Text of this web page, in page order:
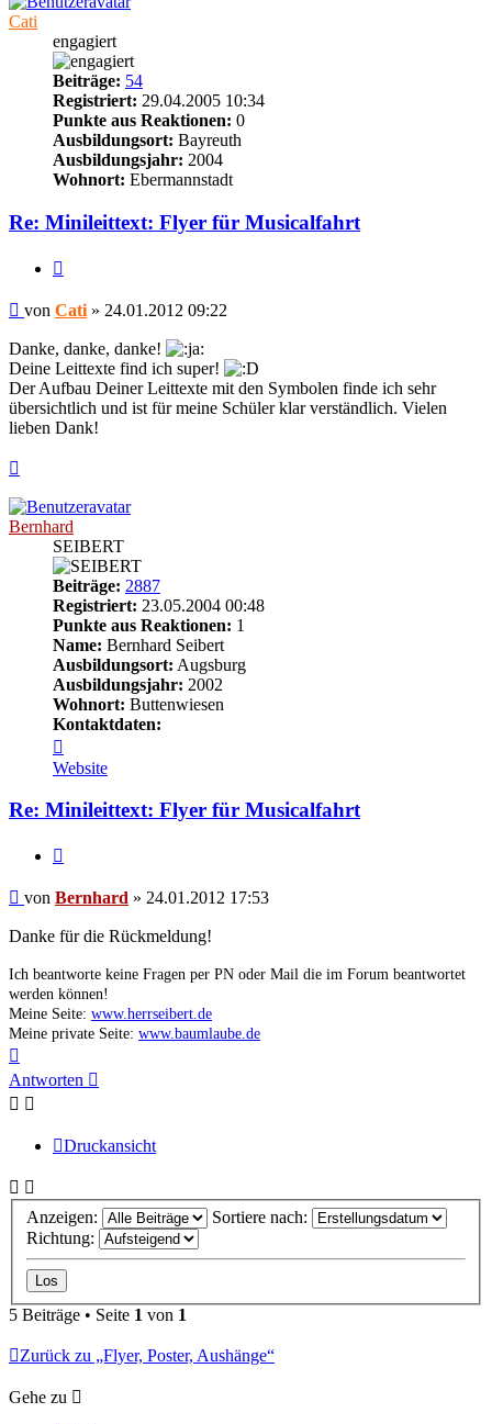
Cati
engagiert
Beiträge: 54
Registriert: 29.04.2005 10:34
Punkte aus Reaktionen: 0
Ausbildungsort: Bayreuth
Ausbildungsjahr: 2004
Wohnort: Ebermannstadt
Re: Minileittext: Flyer für Musicalfahrt
Beitrag
von Cati » 24.01.2012 09:22
Danke, danke, danke!
Deine Leittexte find ich super!
Der Aufbau Deiner Leittexte mit den Symbolen finde ich sehr
übersichtlich und ist für meine Schüler klar verständlich. Vielen
lieben Dank!
Bernhard
SEIBERT
Beiträge: 2887
Registriert: 23.05.2004 00:48
Punkte aus Reaktionen: 1
Name: Bernhard Seibert
Ausbildungsort: Augsburg
Ausbildungsjahr: 2002
Wohnort: Buttenwiesen
Kontaktdaten:
von
Bernhard
Website
Re: Minileittext: Flyer für Musicalfahrt
Beitrag
von Bernhard » 24.01.2012 17:53
Danke für die Rückmeldung!
Ich beantworte keine Fragen per PN oder Mail die im Forum beantwortet
werden können!
Meine Seite: www.herrseibert.de
Meine private Seite: www.baumlaube.de
oben
Antworten
Druckansicht
Anzeigen:
Sortiere nach:
Richtung:
5 Beiträge • Seite 1 von 1
Zurück zu „Flyer, Poster, Aushänge“
Gehe zu